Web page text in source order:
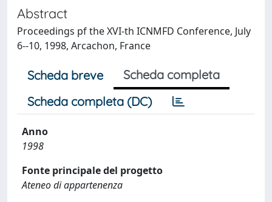
Abstract
Proceedings pf the XVI-th ICNMFD Conference, July
6--10, 1998, Arcachon, France
Scheda breve
Scheda completa
Scheda completa (DC)
Anno
1998
Fonte principale del progetto
Ateneo di appartenenza